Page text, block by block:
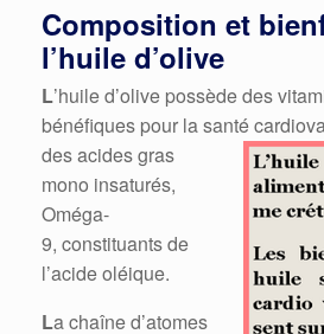
Composition et
l’huile d’olive
L’huile d’olive possède des
bénéfiques pour la santé
des acidesgras
mono insaturés,
Oméga-
9, constituants de
l’acide oléique.
La chaîne d’atomes